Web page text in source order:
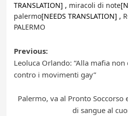
TRANSLATION] , miracoli di note
palermo[NEEDS TRANSLATION] ,
PALERMO
Post
navigation
Previous:
Leoluca Orlando: “Alla mafia
contro i movimenti gay”
Palermo, va al Pronto Soccorso
di sangue al